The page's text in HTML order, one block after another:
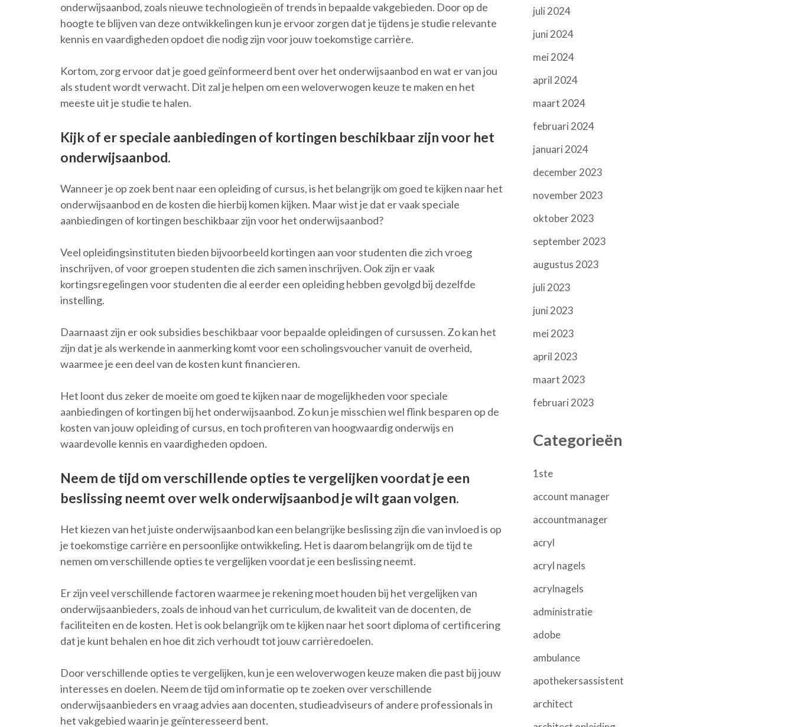
onderwijsaanbod, zoals nieuwe technologieën of trends in bepaalde vakgebieden. Door op de
hoogte te blijven van deze ontwikkelingen kun je ervoor zorgen dat je tijdens je studie relevante
kennis en vaardigheden opdoet die nodig zijn voor jouw toekomstige carrière.
Kortom, zorg ervoor dat je goed geïnformeerd bent over het onderwijsaanbod en wat er van jou
als student wordt verwacht. Dit zal je helpen om een weloverwogen keuze te maken en het
meeste uit je studie te halen.
Kijk of er speciale aanbiedingen of kortingen beschikbaar zijn voor het
onderwijsaanbod.
Wanneer je op zoek bent naar een opleiding of cursus, is het belangrijk om goed te kijken naar het
onderwijsaanbod en de kosten die hierbij komen kijken. Maar wist je dat er vaak speciale
aanbiedingen of kortingen beschikbaar zijn voor het onderwijsaanbod?
Veel opleidingsinstituten bieden bijvoorbeeld kortingen aan voor studenten die zich vroeg
inschrijven, of voor groepen studenten die zich samen inschrijven. Ook zijn er vaak
kortingsregelingen voor studenten die al eerder een opleiding hebben gevolgd bij dezelfde
instelling.
Daarnaast zijn er ook subsidies beschikbaar voor bepaalde opleidingen of cursussen. Zo kan het
zijn dat je als werkende in aanmerking komt voor een scholingsvoucher vanuit de overheid,
waarmee je een deel van de kosten kunt financieren.
Het loont dus zeker de moeite om goed te kijken naar de mogelijkheden voor speciale
aanbiedingen of kortingen bij het onderwijsaanbod. Zo kun je misschien wel flink besparen op de
kosten van jouw opleiding of cursus, en toch profiteren van hoogwaardig onderwijs en
waardevolle kennis en vaardigheden opdoen.
Neem de tijd om verschillende opties te vergelijken voordat je een
beslissing neemt over welk onderwijsaanbod je wilt gaan volgen.
Het kiezen van het juiste onderwijsaanbod kan een belangrijke beslissing zijn die van invloed is op
je toekomstige carrière en persoonlijke ontwikkeling. Het is daarom belangrijk om de tijd te
nemen om verschillende opties te vergelijken voordat je een beslissing neemt.
Er zijn veel verschillende factoren waarmee je rekening moet houden bij het vergelijken van
onderwijsaanbieders, zoals de inhoud van het curriculum, de kwaliteit van de docenten, de
faciliteiten en de kosten. Het is ook belangrijk om te kijken naar het soort diploma of certificering
dat je kunt behalen en hoe dit zich verhoudt tot jouw carrièredoelen.
Door verschillende opties te vergelijken, kun je een weloverwogen keuze maken die past bij jouw
interesses en doelen. Neem de tijd om informatie op te zoeken over verschillende
onderwijsaanbieders en vraag advies aan docenten, studieadviseurs of andere professionals in
het vakgebied waarin je geïnteresseerd bent.
juli 2024
juni 2024
mei 2024
april 2024
maart 2024
februari 2024
januari 2024
december 2023
november 2023
oktober 2023
september 2023
augustus 2023
juli 2023
juni 2023
mei 2023
april 2023
maart 2023
februari 2023
Categorieën
1ste
account manager
accountmanager
acryl
acryl nagels
acrylnagels
administratie
adobe
ambulance
apothekersassistent
architect